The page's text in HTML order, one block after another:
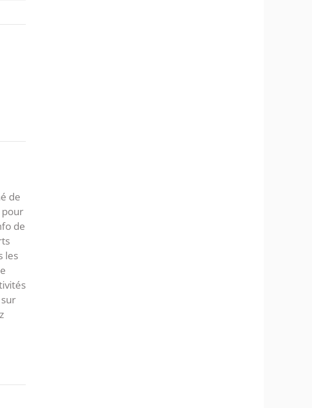
de
pour
de
les